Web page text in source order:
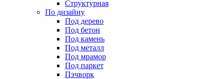
Структурная
По дизайну
Под дерево
Под бетон
Под камень
Под металл
Под мрамор
Под паркет
Пэчворк